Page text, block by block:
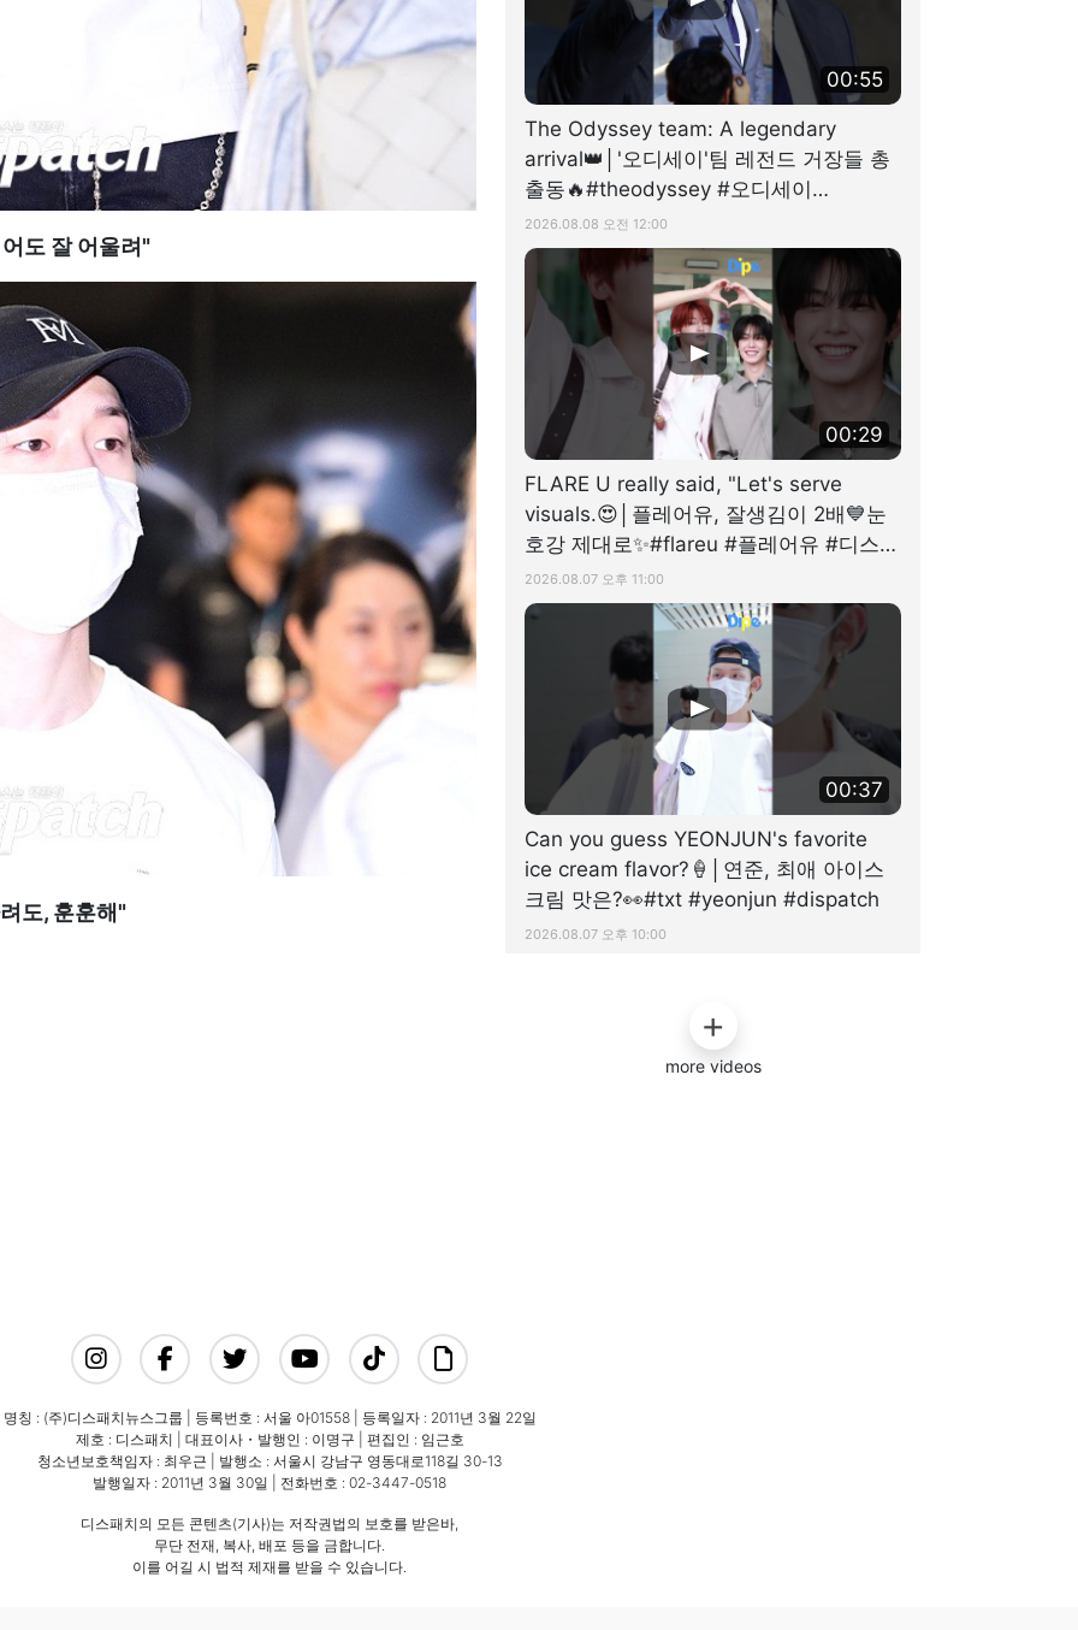
도 잘 어울려"
도, 훈훈해"
00:55
The Odyssey team: A legendary
arrival👑│'오디세이'팀 레전드 거장들 총
출동🔥#theodyssey #오디세이
#dispatch #디스패치
2026.08.08 오전 12:00
00:29
FLARE U really said, "Let's serve
visuals.😍│플레어유, 잘생김이 2배💙눈
호강 제대로✨#flareu #플레어유 #디스패
치 #dispatch
2026.08.07 오후 11:00
00:37
Can you guess YEONJUN's favorite
ice cream flavor?🍦│연준, 최애 아이스
크림 맛은?👀#txt #yeonjun #dispatch
2026.08.07 오후 10:00
more videos
명칭 : (주)디스패치뉴스그룹 | 등록번호 : 서울 아01558 | 등록일자 : 2011년 3월 22일
제호 : 디스패치 | 대표이사・발행인 : 이명구 | 편집인 : 임근호
청소년보호책임자 : 최우근 | 발행소 : 서울시 강남구 영동대로118길 30-13
발행일자 : 2011년 3월 30일 | 전화번호 : 02-3447-0518
디스패치의 모든 콘텐츠(기사)는 저작권법의 보호를 받은바,
무단 전재, 복사, 배포 등을 금합니다.
이를 어길 시 법적 제재를 받을 수 있습니다.